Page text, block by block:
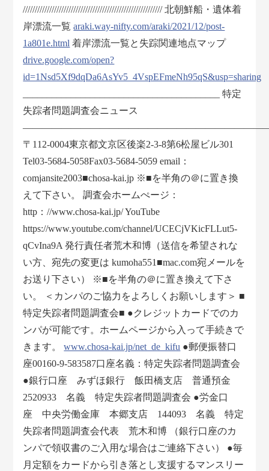
////////////////////////////////////////////////////////// 北朝鮮船・遺体着
岸漂流一覧araki.way-nifty.com/araki/2021/12/post-
1a801e.html 着岸漂流一覧と失踪関連地点マップ
drive.google.com/open?
id=1Nsd5Xf9dqDa6AsYv5_4VspEFmeNh95qS&usp=sharing
_________________________________________ 特定
失踪者問題調査会ニュース
〒112-0004東京都文京区後楽2-3-8第6松屋ビル301
Tel03-5684-5058Fax03-5684-5059 email：
comjansite2003■chosa-kai.jp ※■を半角の＠に置き換
えて下さい。 調査会ホームぺージ：
http：//www.chosa-kai.jp/ YouTube
https://www.youtube.com/channel/UCECjVKicFLLut5-
qCvIna9A 発行責任者荒木和博（送信を希望されな
い方、宛先の変更は kumoha551■mac.com宛メールを
お送り下さい） ※■を半角の＠に置き換えて下さ
い。 ＜カンパのご協力をよろしくお願いします＞ ■
特定失踪者問題調査会■ ●クレジットカードでのカ
ンパが可能です。ホームページから入って手続きで
きます。www.chosa-kai.jp/net_de_kifu ●郵便振替口
座00160-9-583587口座名義：特定失踪者問題調査会
●銀行口座 みずほ銀行 飯田橋支店 普通預金
2520933 名義 特定失踪者問題調査会 ●労金口
座 中央労働金庫 本郷支店 144093 名義 特定
失踪者問題調査会代表 荒木和博 （銀行口座のカ
ンパで領収書のご入用な場合はご連絡下さい） ●毎
月定額をカードから引き落とし支援するマンスリー